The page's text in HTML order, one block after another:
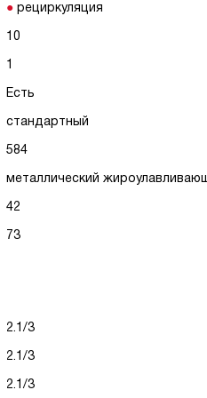
рециркуляция
10
1
Есть
стандартный
584
металлический
42
73
2.1/3
2.1/3
2.1/3